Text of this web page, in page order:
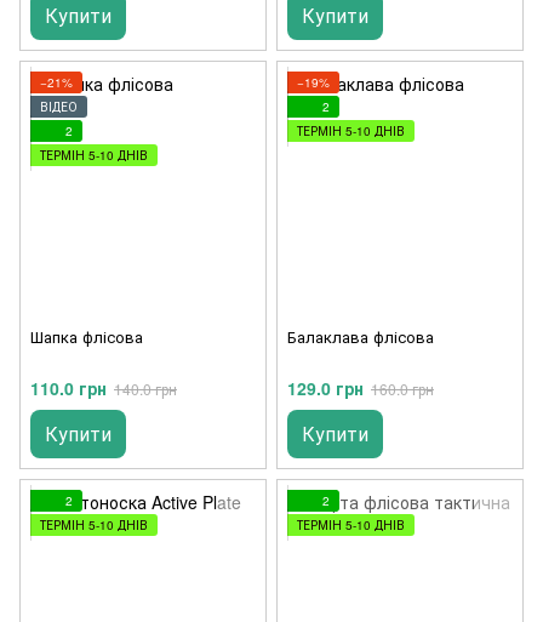
Купити Купити
−21%
ВІДЕО
2
ТЕРМІН 5-10 ДНІВ
Шапка флісова
110.0 грн 140.0 грн
Купити
−19%
2
ТЕРМІН 5-10 ДНІВ
Балаклава флісова
129.0 грн 160.0 грн
Купити
2
ТЕРМІН 5-10 ДНІВ
2
ТЕРМІН 5-10 ДНІВ